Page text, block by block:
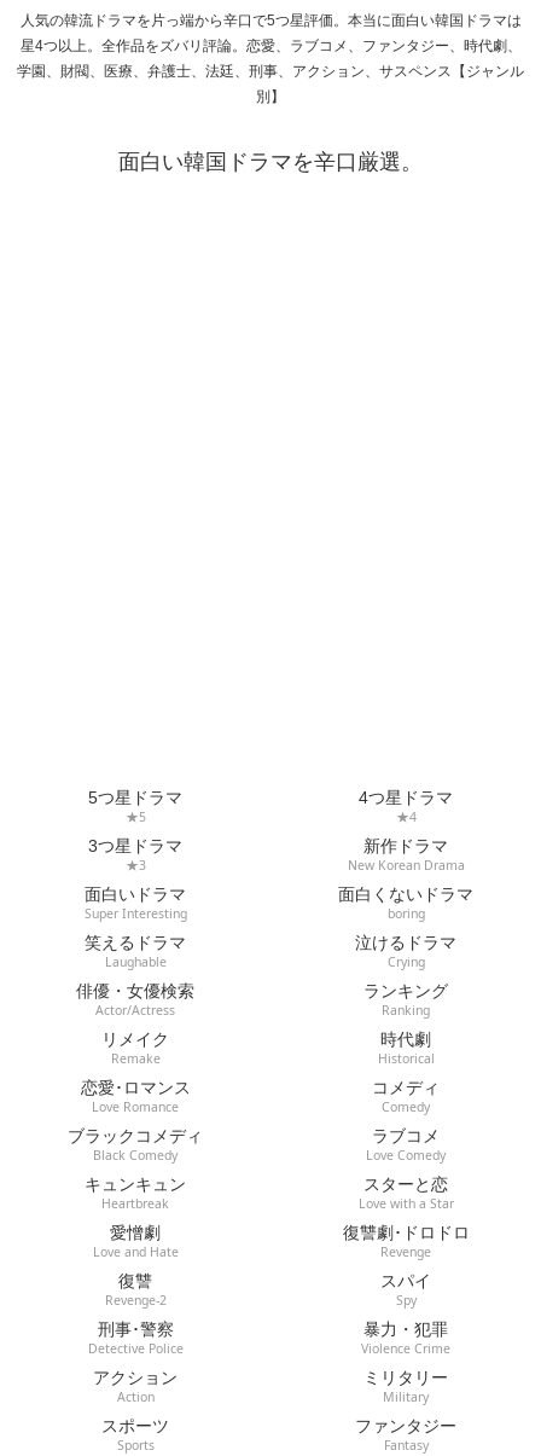
人気の韓流ドラマを片っ端から辛口で5つ星評価。本当に面白い韓国ドラマは
星4つ以上。全作品をズバリ評論。恋愛、ラブコメ、ファンタジー、時代劇、
学園、財閥、医療、弁護士、法廷、刑事、アクション、サスペンス【ジャンル
別】
面白い韓国ドラマを辛口厳選。
5つ星ドラマ
★5
4つ星ドラマ
★4
3つ星ドラマ
★3
新作ドラマ
New Korean Drama
面白いドラマ
Super Interesting
面白くないドラマ
boring
笑えるドラマ
Laughable
泣けるドラマ
Crying
俳優・女優検索
Actor/Actress
ランキング
Ranking
リメイク
Remake
時代劇
Historical
恋愛･ロマンス
Love Romance
コメディ
Comedy
ブラックコメディ
Black Comedy
ラブコメ
Love Comedy
キュンキュン
Heartbreak
スターと恋
Love with a Star
愛憎劇
Love and Hate
復讐劇･ドロドロ
Revenge
復讐
Revenge-2
スパイ
Spy
刑事･警察
Detective Police
暴力・犯罪
Violence Crime
アクション
Action
ミリタリー
Military
スポーツ
Sports
ファンタジー
Fantasy